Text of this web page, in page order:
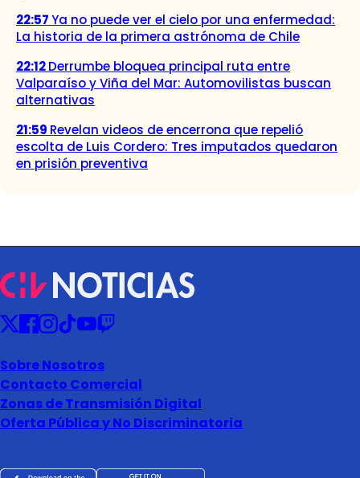
22:57Ya no puede ver el cielo por una enfermedad:
La historia de la primera astrónoma de Chile
22:12Derrumbe bloquea principal ruta entre
Valparaíso y Viña del Mar: Automovilistas buscan
alternativas
21:59 Revelan videos de encerrona que repelió
escolta de Luis Cordero: Tres imputados quedaron
en prisión preventiva
Sobre Nosotros
Contacto Comercial
Zonas de Transmisión Digital
Oferta Pública y No Discriminatoria